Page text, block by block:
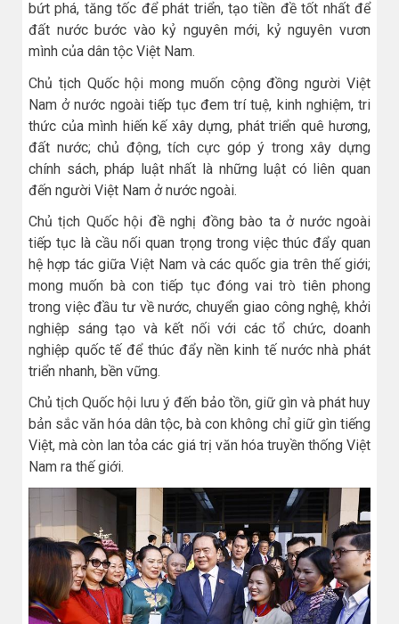
bứt phá, tăng tốc để phát triển, tạo tiền đề tốt nhất để
đất nước bước vào kỷ nguyên mới, kỷ nguyên vươn
mình của dân tộc Việt Nam.
Chủ tịch Quốc hội mong muốn cộng đồng người Việt
Nam ở nước ngoài tiếp tục đem trí tuệ, kinh nghiệm, tri
thức của mình hiến kế xây dựng, phát triển quê hương,
đất nước; chủ động, tích cực góp ý trong xây dựng
chính sách, pháp luật nhất là những luật có liên quan
đến người Việt Nam ở nước ngoài.
Chủ tịch Quốc hội đề nghị đồng bào ta ở nước ngoài
tiếp tục là cầu nối quan trọng trong việc thúc đẩy quan
hệ hợp tác giữa Việt Nam và các quốc gia trên thế giới;
mong muốn bà con tiếp tục đóng vai trò tiên phong
trong việc đầu tư về nước, chuyển giao công nghệ, khởi
nghiệp sáng tạo và kết nối với các tổ chức, doanh
nghiệp quốc tế để thúc đẩy nền kinh tế nước nhà phát
triển nhanh, bền vững.
Chủ tịch Quốc hội lưu ý đến bảo tồn, giữ gìn và phát huy
bản sắc văn hóa dân tộc, bà con không chỉ giữ gìn tiếng
Việt, mà còn lan tỏa các giá trị văn hóa truyền thống Việt
Nam ra thế giới.